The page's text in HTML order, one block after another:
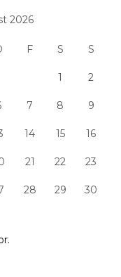
2026
F S S
1 2
7 8 9
14 15 16
21 22 23
28 29 30